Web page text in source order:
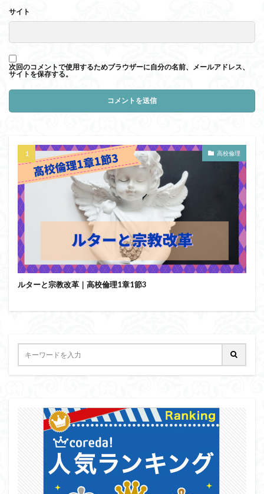
サイト
次回のコメントで使用するためブラウザーに自分の名前、メールアドレス、
サイトを保存する。
高校倫理
ルターと宗教改革｜高校倫理1章1節3